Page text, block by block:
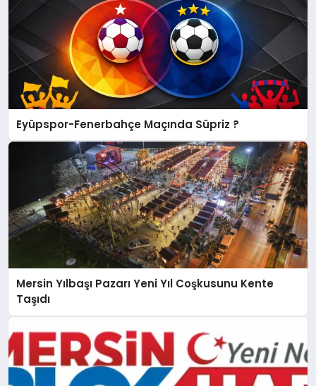
Eyüpspor-Fenerbahçe Maçında Süpriz ?
Mersin Yılbaşı Pazarı Yeni Yıl Coşkusunu Kente
Taşıdı